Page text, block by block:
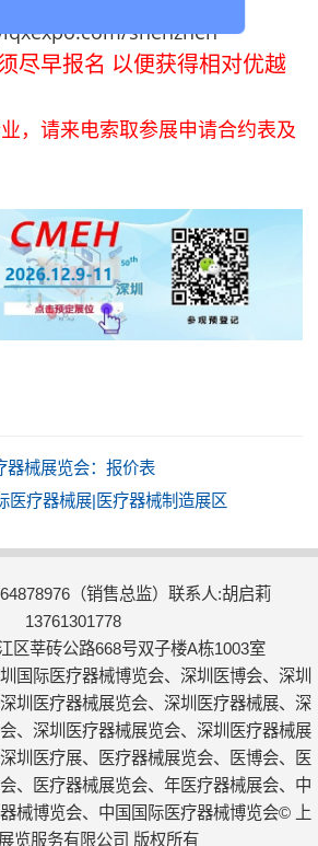
shenzhen
尽早报名 以便获得相对优越
，请来电索取参展申请合约表及
器械展览会：报价表
医疗器械展|医疗器械制造展区
（销售总监）联系人:胡启莉
13761301778
区莘砖公路668号双子楼A栋1003室
国际医疗器械博览会、深圳医博会、深圳
圳医疗器械展览会、深圳医疗器械展、深
、深圳医疗器械展览会、深圳医疗器械展
圳医疗展、医疗器械展览会、医博会、医
、医疗器械展览会、年医疗器械展会、中
械博览会、中国国际医疗器械博览会© 上
览服务有限公司 版权所有